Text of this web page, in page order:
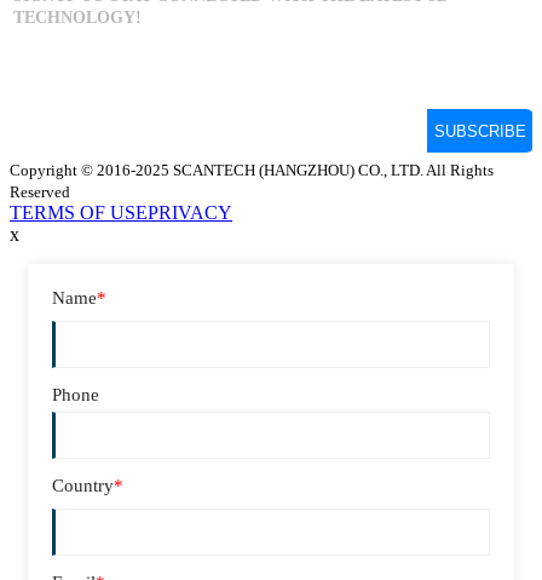
Copyright © 2016-2025 SCANTECH (HANGZHOU) CO., LTD. All Rights
Reserved
TERMS OF USEPRIVACY
x
Name*
Phone
Country*